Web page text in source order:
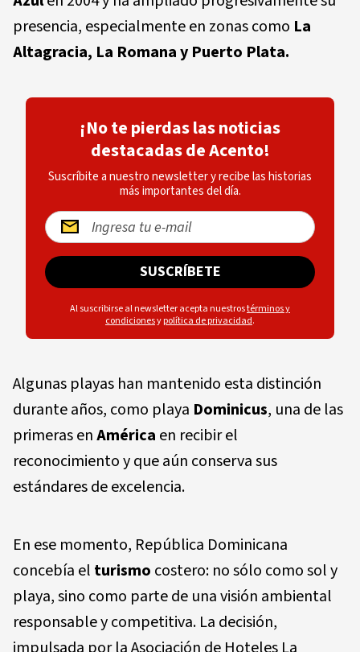
presencia, especialmente en zonas como La
Altagracia, La Romana y Puerto Plata.
¡No te pierdas las noticias
destacadas de Acento!
Suscríbite a nuestro newsletter y recibe las historias
más importantes del día.
SUSCRÍBETE
Al suscribirse al newsletter acepta nuestrostérminos y
condicionesypolítica de privacidad.
Algunas playas han mantenido esta distinción
durante años, como playa Dominicus, una de las
primeras enAmérica en recibir el
reconocimiento y que aún conserva sus
estándares de excelencia.
En ese momento, República Dominicana
concebía el turismo costero: no sólo como sol y
playa, sino como parte de una visión ambiental
responsable y competitiva. La decisión,